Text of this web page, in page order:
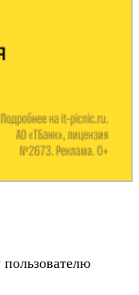
пользователю